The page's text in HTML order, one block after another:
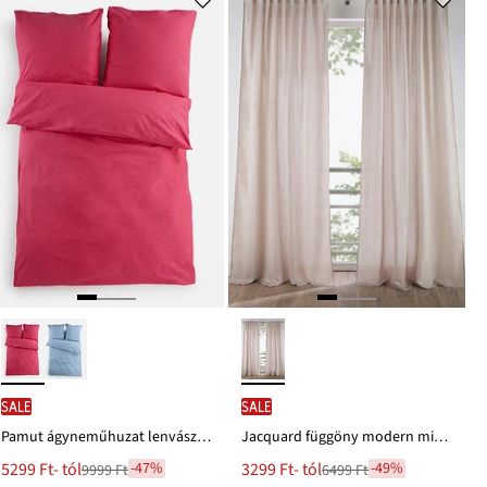
SALE
Pamut ágyneműhuzat lenvászon hatással
Új
5299 Ft- tól
Leárazva 9999 Ft-47%
SALE
Jacquard függöny modern mintázattal (1 db)
Új
3299 Ft- tól
Leárazva 6499 Ft-49%